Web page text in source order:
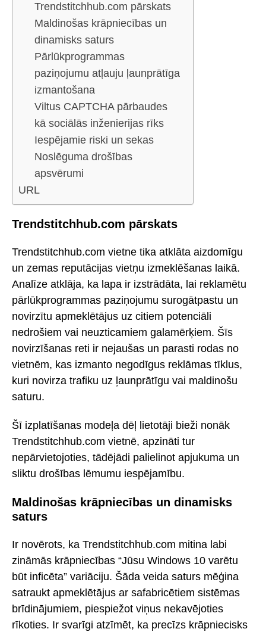
Trendstitchhub.com pārskats
Maldinošas krāpniecības un
dinamisks saturs
Pārlūkprogrammas
paziņojumu atļauju ļaunprātīga
izmantošana
Viltus CAPTCHA pārbaudes
kā sociālās inženierijas rīks
Iespējamie riski un sekas
Noslēguma drošības
apsvērumi
URL
Trendstitchhub.com pārskats
Trendstitchhub.com vietne tika atklāta aizdomīgu
un zemas reputācijas vietņu izmeklēšanas laikā.
Analīze atklāja, ka lapa ir izstrādāta, lai reklamētu
pārlūkprogrammas paziņojumu surogātpastu un
novirzītu apmeklētājus uz citiem potenciāli
nedrošiem vai neuzticamiem galamērķiem. Šīs
novirzīšanas reti ir nejaušas un parasti rodas no
vietnēm, kas izmanto negodīgus reklāmas tīklus,
kuri novirza trafiku uz ļaunprātīgu vai maldinošu
saturu.
Šī izplatīšanas modeļa dēļ lietotāji bieži nonāk
Trendstitchhub.com vietnē, apzināti tur
nepārvietojoties, tādējādi palielinot apjukuma un
sliktu drošības lēmumu iespējamību.
Maldinošas krāpniecības un dinamisks
saturs
Ir novērots, ka Trendstitchhub.com mitina labi
zināmās krāpniecības “Jūsu Windows 10 varētu
būt inficēta” variāciju. Šāda veida saturs mēģina
satraukt apmeklētājus ar safabricētiem sistēmas
brīdinājumiem, piespiežot viņus nekavējoties
rīkoties. Ir svarīgi atzīmēt, ka precīzs krāpniecisks